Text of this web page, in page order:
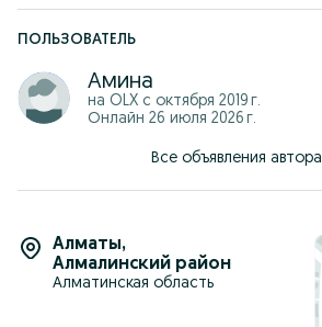
ПОЛЬЗОВАТЕЛЬ
Амина
на OLX с октября 2019 г.
Онлайн 26 июля 2026 г.
Все объявления автора
Алматы,
Алмалинский район
Алматинская область